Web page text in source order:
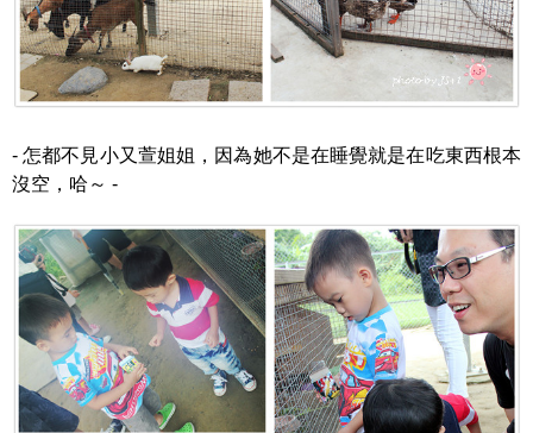
- 怎都不見小又萱姐姐，因為她不是在睡覺就是在吃東西根本
沒空，哈～ -